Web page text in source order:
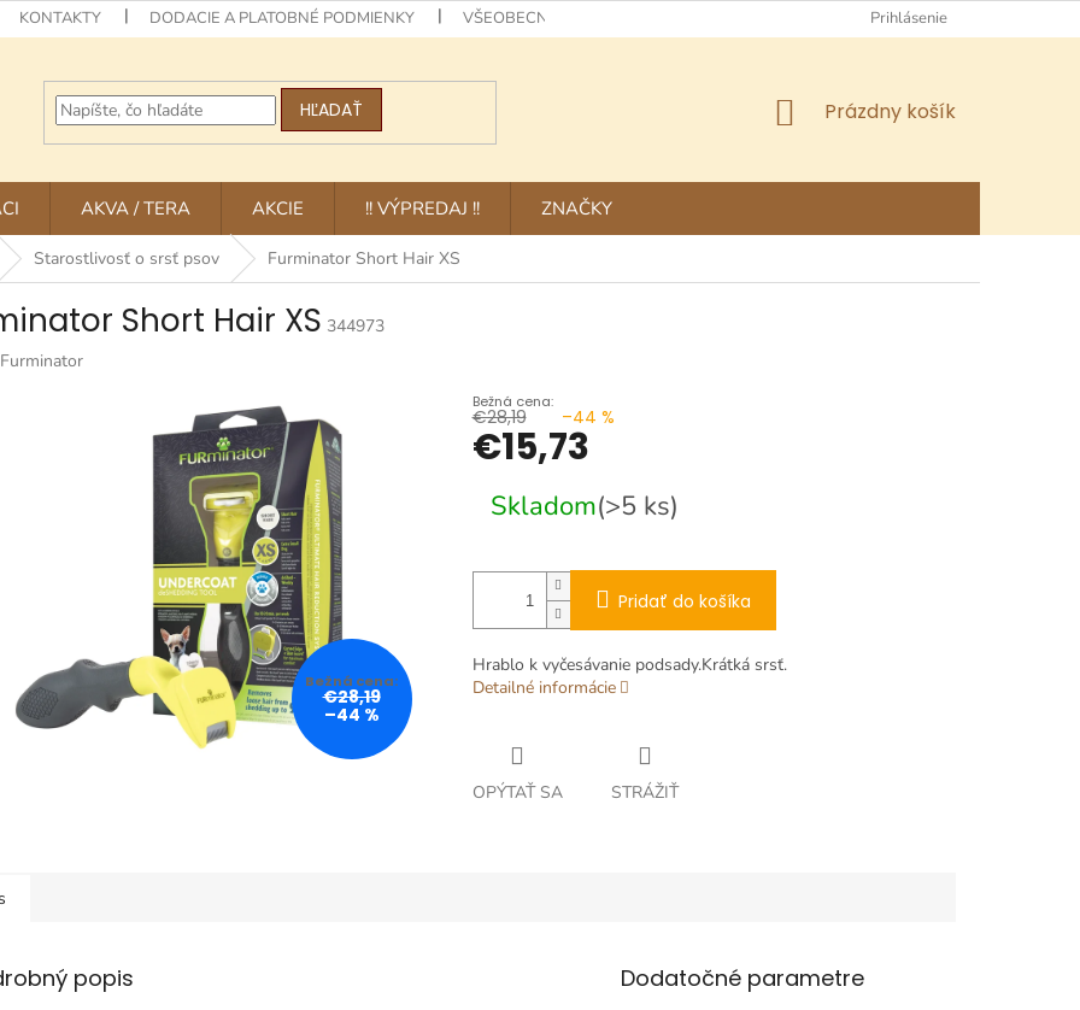
KONTAKTY DODACIE A PLATOBNÉ PODMIENKY VŠEOBECNÉ OBCHODNÉ PODMIENKY OCHRANA OSOBNÝCH ÚDAJOV
Prihlásenie
HĽADAŤ
NÁKUPNÝ
Prázdny košík
AKVA / TERA AKCIE !! VÝPREDAJ !! ZNAČKY
Starostlivosť o srsť psov Furminator Short Hair XS
Short Hair XS 344973
Furminator
€28,19
–44 %
€28,19 –44 %
€15,73
cena:
Skladom(>5 ks)
Pridať do košíka
Hrablo k vyčesávanie podsady.Krátká srsť.
Detailné informácie
OPÝTAŤ SA STRÁŽIŤ
popis Dodatočné parametre